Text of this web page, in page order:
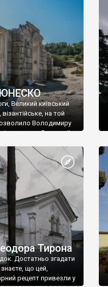
з фондів об’єкту
Таврійського».
але експерти та
ЮНЕСКО
Великий київський
на той
Володимиру
імператору Василю ІІ,
Русі. На честь
[…]
Тирона
Достатньо згадати
що цей,
рецепт привезли у